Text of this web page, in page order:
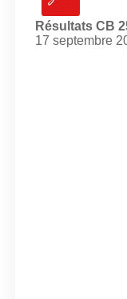
Résultats CB
17 septembre